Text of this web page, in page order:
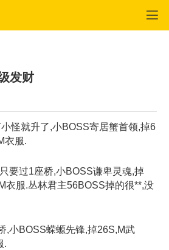
发财
就升了,小BOSS寄居蟹首领,掉6
衣服.
过1座桥,小BOSS谦卑灵魂,掉
衣服.丛林君主56BOSS掉的很**,没
BOSS蝾螈先锋,掉26S,M武
.